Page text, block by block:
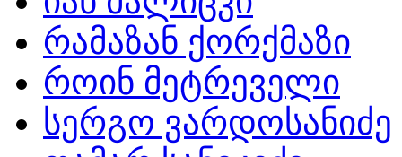
რამაზან ქორქმაზი
როინ მეტრეველი
სერგო ვარდოსანიძე